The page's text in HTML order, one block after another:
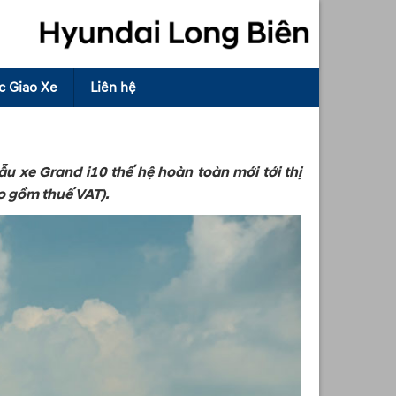
Giao Xe Liên hệ
xe Grand i10 thế hệ hoàn toàn mới tới thị
thuế VAT).